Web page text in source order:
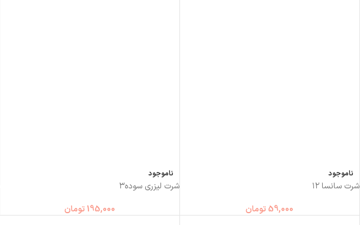
ناموجود
شرت سانسا ۱۲
59,000 تومان
ناموجود
شرت لیزری سوده۳
195,000 تومان